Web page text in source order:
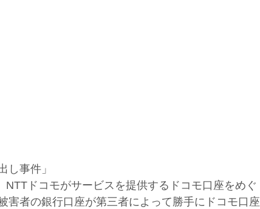
し事件」
NTTドコモがサービスを提供するドコモ口座をめぐ
害者の銀行口座が第三者によって勝手にドコモ口座